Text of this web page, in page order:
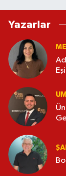
Yazarlar